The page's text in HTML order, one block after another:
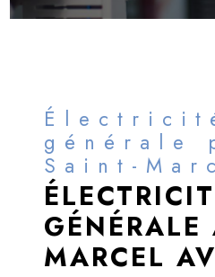
générale
Saint-
MARCEL